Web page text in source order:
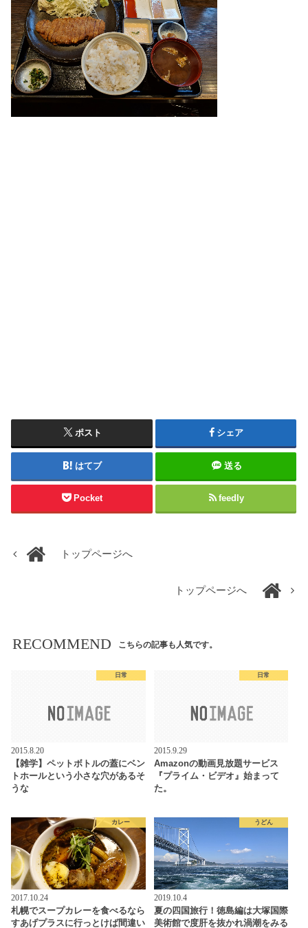
ポスト シェア
はてブ 送る
Pocket feedly
トップページへ
トップページへ
RECOMMEND こちらの記事も人気です。
日常
2015.8.20
【雑学】ペットボトルの蓋にベン
トホールという小さな穴があるそ
うな
日常
2015.9.29
Amazonの動画見放題サービス
『プライム・ビデオ』始まって
た。
カレー
2017.10.24
札幌でスープカレーを食べるなら
すあげプラスに行っとけば間違い
うどん
2019.10.4
夏の四国旅行！徳島編は大塚国際
美術館で度肝を抜かれ渦潮をみる